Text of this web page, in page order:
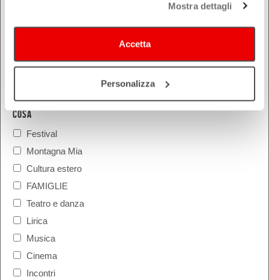
Mostra dettagli
Accetta
Personalizza
COSA
Festival
Montagna Mia
Cultura estero
FAMIGLIE
Teatro e danza
Lirica
Musica
Cinema
Incontri